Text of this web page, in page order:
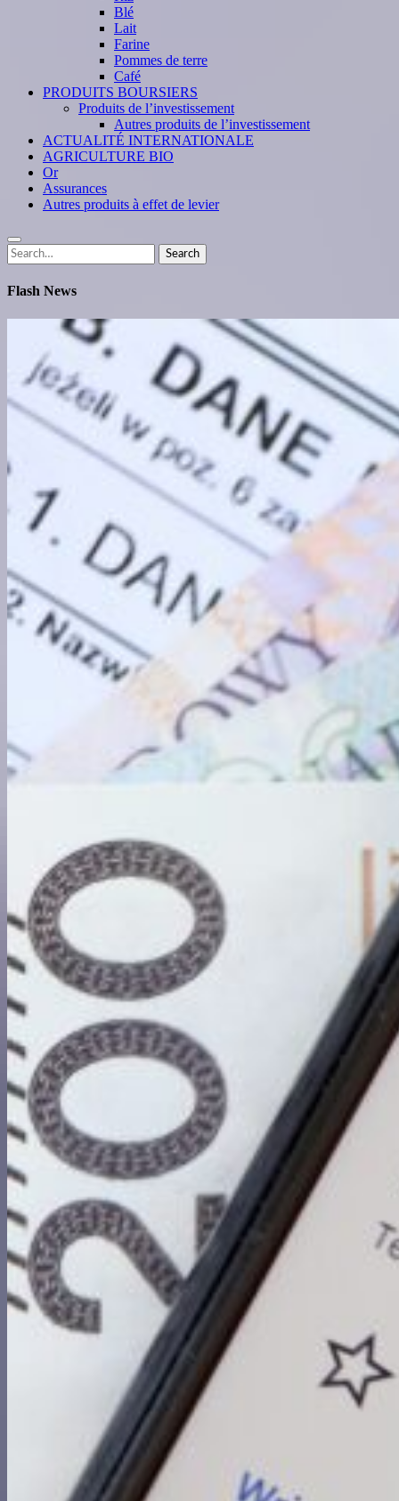
Blé
Lait
Farine
Pommes de terre
Café
PRODUITS BOURSIERS
Produits de l’investissement
Autres produits de l’investissement
ACTUALITÉ INTERNATIONALE
AGRICULTURE BIO
Or
Assurances
Autres produits à effet de levier
Search
for:
Search
Flash News